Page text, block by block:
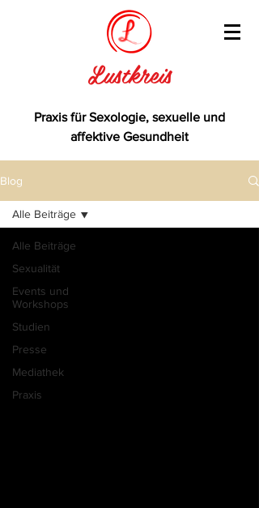
Lustkreis
Praxis für Sexologie, sexuelle und
affektive Gesundheit
Blog
Alle Beiträge
Sexualität
Events und
Workshops
Studien
Presse
Mediathek
Praxis
Alle Beiträge